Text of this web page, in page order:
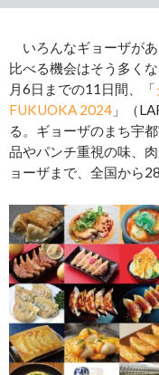
いろんなギョーザが
比べる機会はそう多く
月6日までの11日間、「
FUKUOKA 2024 」（
る。ギョーザのまち宇
品やパンチ重視の味、
ョーザまで、全国から